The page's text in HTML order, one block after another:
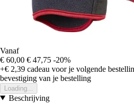
Vanaf
€ 60,00 € 47,75 -20%
+€ 2,39 cadeau voor je volgende
bevestiging van je bestelling
Loading...
Beschrijving